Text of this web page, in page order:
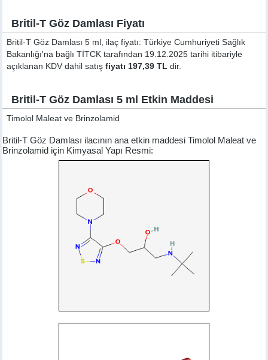
Britil-T Göz Damlası Fiyatı
Britil-T Göz Damlası 5 ml, ilaç fiyatı: Türkiye Cumhuriyeti Sağlık
Bakanlığı'na bağlı TİTCK tarafından 19.12.2025 tarihi itibariyle
açıklanan KDV dahil satışfiyatı 197,39 TL dir.
Britil-T Göz Damlası 5 ml Etkin Maddesi
Timolol Maleat ve Brinzolamid
Britil-T Göz Damlası ilacının ana etkin maddesi Timolol Maleat ve
Brinzolamid için Kimyasal Yapı Resmi: